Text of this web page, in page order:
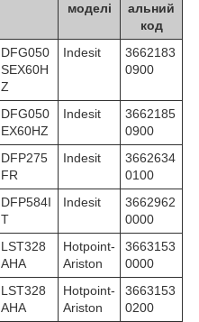
моделі
альний
код
DFG050
SEX60H
Z
Indesit
3662183
0900
DFG050
EX60HZ
Indesit
3662185
0900
DFP275
FR
Indesit
3662634
0100
DFP584I
T
Indesit
3662962
0000
LST328
AHA
Hotpoint-
Ariston
3663153
0000
LST328
AHA
Hotpoint-
Ariston
3663153
0200